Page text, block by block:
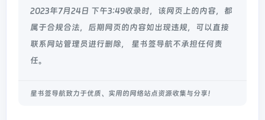
2023年7月24日 下午3:49收录时，该网页上的内容，都
属于合规合法，后期网页的内容如出现违规，可以直接
联系网站管理员进行删除， 星书签导航不承担任何责
任。
星书签导航致力于优质、实用的网络站点资源收集与分享！